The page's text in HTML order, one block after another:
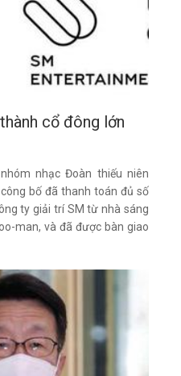
cổ đông lớn
nhạc Đoàn thiếu niên
bố đã thanh toán đủ số
ty giải trí SM từ nhà sáng
man, và đã được bàn giao